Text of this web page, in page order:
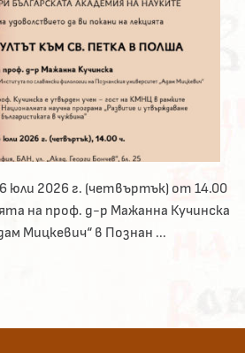
юли 2026 г. (четвъртък) от 14.00
на проф. д-р Мажанна Кучинска
Мицкевич“ в Познан ...